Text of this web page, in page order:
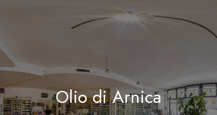
Home
Chi siamo
Il Laboratorio
Shop
Olii Essenziali
Olio di Arnica